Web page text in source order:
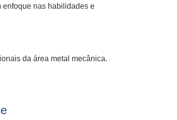
enfoque nas habilidades e
da área metal mecânica.